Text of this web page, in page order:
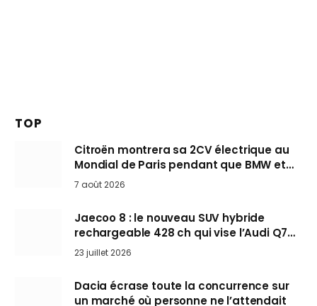
TOP
Citroën montrera sa 2CV électrique au
Mondial de Paris pendant que BMW et
Mini désertent le salon
7 août 2026
Jaecoo 8 : le nouveau SUV hybride
rechargeable 428 ch qui vise l’Audi Q7
arrive en Europe cet automne
23 juillet 2026
Dacia écrase toute la concurrence sur
un marché où personne ne l’attendait